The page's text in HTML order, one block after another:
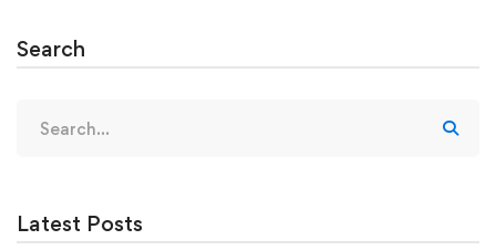
Search
for:
Latest Posts